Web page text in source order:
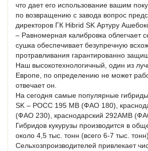
что дает его использование вашим
по возвращению с завода вопрос
директоров ГК Hibrid SK Артуру
– Равномерная калибровка облегчает
сушка обеспечивает безупречную
протравливания гарантированно
Наш высокотехнологичный, один из
Европе, по определению не может
отвечает он.
На сегодня самые популярные
SK – РОСС 195 МВ (ФАО 180),
(ФАО 230), краснодарский 292AМВ
Гибридов кукурузы производится в
около 4,5 тыс. тонн (всего 6-7 тыс. тонн).
Сельхозпроизводителей привлекает